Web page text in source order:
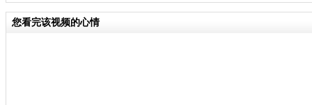
您看完该视频的心情